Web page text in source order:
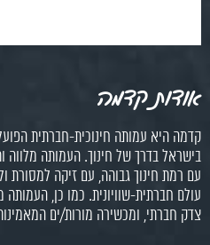
אודות קדמה
קדמה היא עמותה חינוכית-חברתית
בישראל בדרך של חינוך. העמותה מלווה
עם רמת חינוך גבוהה, עם זיקה למסורת
עולם חברתית-שוויונית. כמו כן,
צדק חברתי, ומכשירה מורות/ים